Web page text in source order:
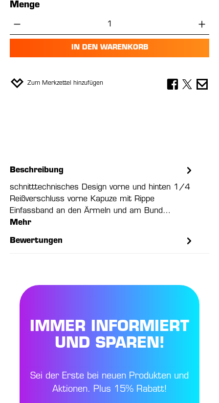
Menge
Produkt Anzahl: Gib den gewünschten
IN DEN WARENKORB
Zum Merkzettel hinzufügen
Beschreibung
schnitttechnisches Design vorne und hinten 1/4
Reißverschluss vorne Kapuze mit Rippe
Einfassband an den Ärmeln und am Bund…
Mehr
Bewertungen
IMMER INFORMIERT
UND SPAREN!
Sei der Erste bei neuen Produkten und
Aktionen. Plus 15% Rabatt!